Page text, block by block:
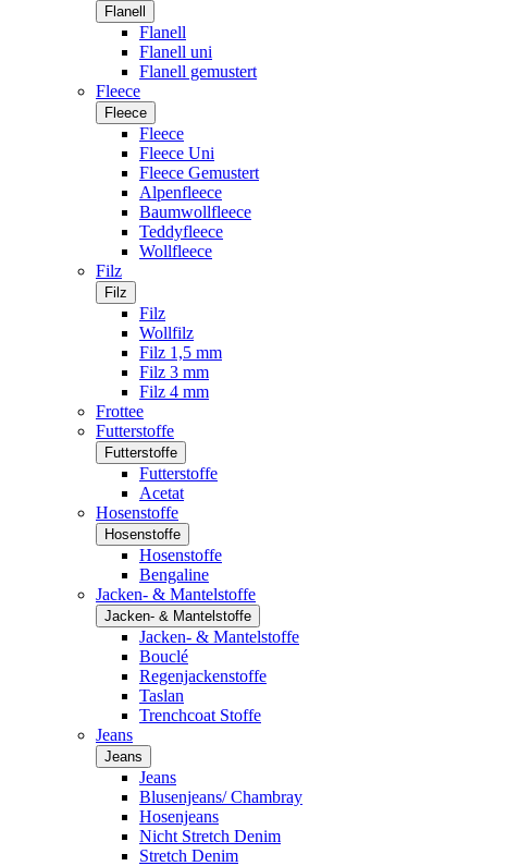
Flanell
Flanell
Flanell uni
Flanell gemustert
Fleece
Fleece
Fleece
Fleece Uni
Fleece Gemustert
Alpenfleece
Baumwollfleece
Teddyfleece
Wollfleece
Filz
Filz
Filz
Wollfilz
Filz 1,5 mm
Filz 3 mm
Filz 4 mm
Frottee
Futterstoffe
Futterstoffe
Futterstoffe
Acetat
Hosenstoffe
Hosenstoffe
Hosenstoffe
Bengaline
Jacken- & Mantelstoffe
Jacken- & Mantelstoffe
Jacken- & Mantelstoffe
Bouclé
Regenjackenstoffe
Taslan
Trenchcoat Stoffe
Jeans
Jeans
Jeans
Blusenjeans/ Chambray
Hosenjeans
Nicht Stretch Denim
Stretch Denim